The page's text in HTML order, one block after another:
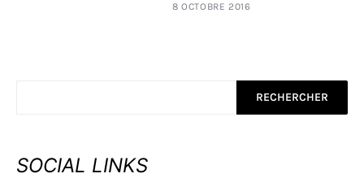
8 OCTOBRE 2016
RECHERCHER
SOCIAL LINKS